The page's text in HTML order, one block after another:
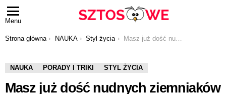
Menu
Jesteś tutaj:
Strona główna NAUKA Styl życia Masz już dość nudnych ziemniaków na obiad? Sprawdź top 6 pomysły na ziemniaki
NAUKA PORADY I TRIKI STYL ŻYCIA
Masz już dość nudnych ziemniaków